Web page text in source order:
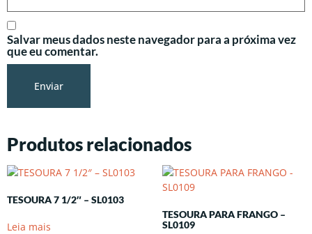
Salvar meus dados neste navegador para a próxima vez
que eu comentar.
Produtos relacionados
TESOURA 7 1/2″ – SL0103
Leia mais
TESOURA PARA FRANGO –
SL0109